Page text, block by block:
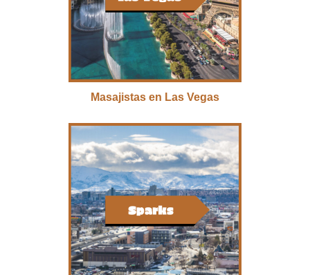
Masajistas en Las Vegas